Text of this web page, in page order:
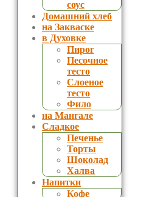
соус
Домашний хлеб
на Закваске
в Духовке
Пирог
Песочное
тесто
Слоеное
тесто
Фило
на Мангале
Сладкое
Печенье
Торты
Шоколад
Халва
Напитки
Кофе